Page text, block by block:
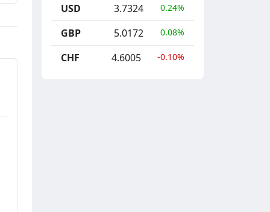
USD 3.7324 0.24%
GBP 5.0172 0.08%
CHF 4.6005 -0.10%